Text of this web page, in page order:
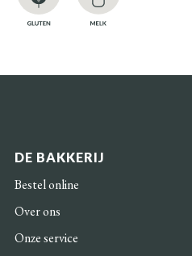
DE BAKKERIJ
Bestel online
Over ons
Onze service